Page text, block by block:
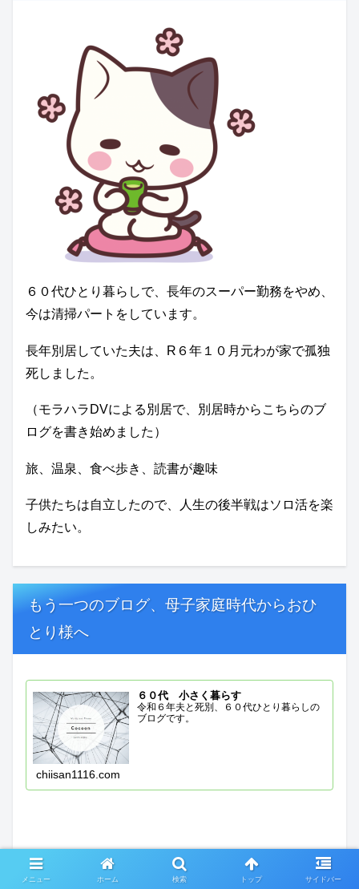
６０代ひとり暮らしで、長年のスーパー勤務をやめ、
今は清掃パートをしています。
長年別居していた夫は、R６年１０月元わが家で孤独
死しました。
（モラハラDVによる別居で、別居時からこちらのブ
ログを書き始めました）
旅、温泉、食べ歩き、読書が趣味
子供たちは自立したので、人生の後半戦はソロ活を楽
しみたい。
もう一つのブログ、母子家庭時代からおひ
とり様へ
６０代 小さく暮らす
令和６年夫と死別、６０代ひとり暮らしの
ブログです。
chiisan1116.com
メニュー ホーム 検索 トップ サイドバー